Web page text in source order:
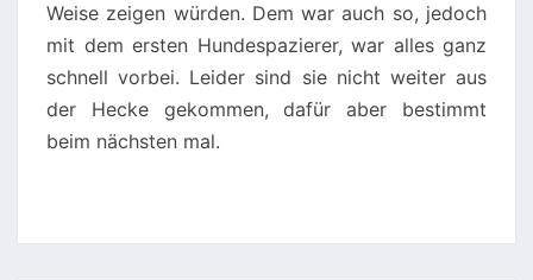
Weise zeigen würden. Dem war auch so, jedoch
mit dem ersten Hundespazierer, war alles ganz
schnell vorbei. Leider sind sie nicht weiter aus
der Hecke gekommen, dafür aber bestimmt
beim nächsten mal.